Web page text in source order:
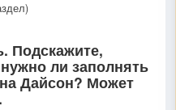
Подскажите,
ли заполнять
Дайсон? Может